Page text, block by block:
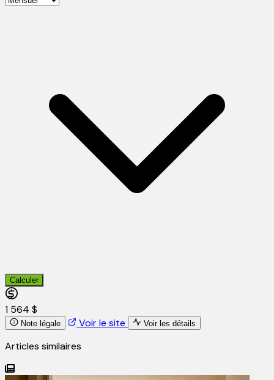
Calculer
1 564 $
Note légale Voir le site Voir les détails
Articles similaires